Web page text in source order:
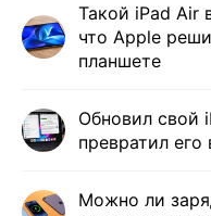
Такой iPad Air
что Apple
планшете
Обновил свой
превратил его
Можно ли